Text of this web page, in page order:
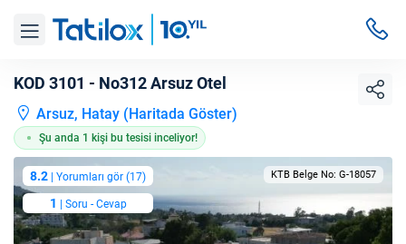
KOD 3101 - No312 Arsuz Otel
Arsuz, Hatay (Haritada Göster)
Şu anda 1 kişi bu tesisi inceliyor!
KTB Belge No: G-18057
8.2 | Yorumları gör (17)
1 | Soru - Cevap